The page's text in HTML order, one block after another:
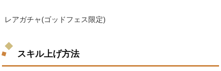
レアガチャ(ゴッドフェス限定)
スキル上げ方法